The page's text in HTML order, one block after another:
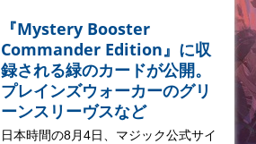
『Mystery Booster
Commander Edition』に収
録される緑のカードが公開。
プレインズウォーカーのグリ
ーンスリーヴスなど
日本時間の8月4日、マジック公式サイ